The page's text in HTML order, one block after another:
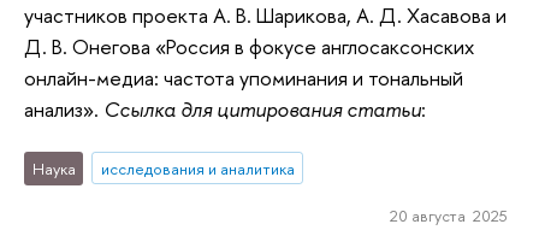
участников проекта А. В. Шарикова, А. Д. Хасавова и
Д. В. Онегова «Россия в фокусе англосаксонских
онлайн-медиа: частота упоминания и тональный
анализ». Ссылка для цитирования статьи:
Наука исследования и аналитика
20 августа 2025